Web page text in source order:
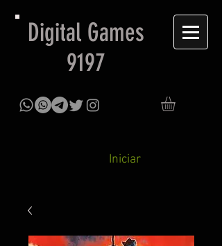
Digital Games
9197
Iniciar